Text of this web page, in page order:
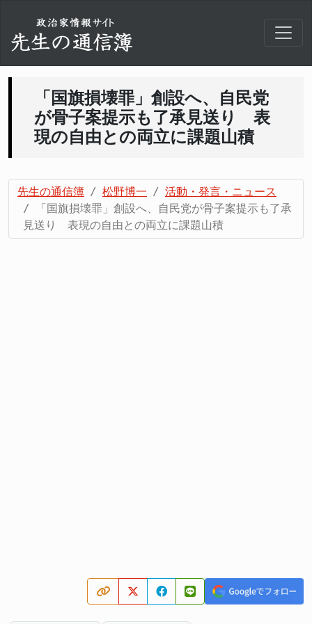
「国旗損壊罪」創設へ、自民党
が骨子案提示も了承見送り 表
現の自由との両立に課題山積
先生の通信簿 松野博一
活動・発言・ニュース
「国旗損壊罪」創設へ、自民党が骨子案提示も了承
見送り 表現の自由との両立に課題山積